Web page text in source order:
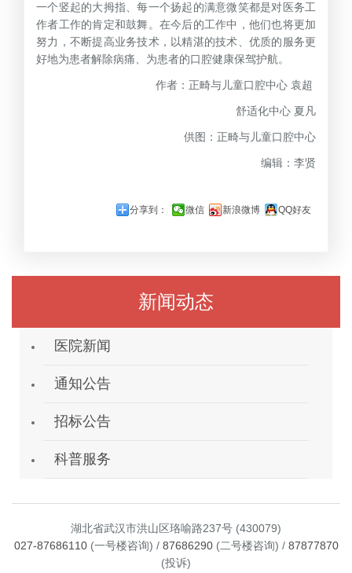
一个竖起的大拇指、每一个扬起的满意微笑都是对医务工
作者工作的肯定和鼓舞。在今后的工作中，他们也将更加
努力，不断提高业务技术，以精湛的技术、优质的服务更
好地为患者解除病痛、为患者的口腔健康保驾护航。
作者：正畸与儿童口腔中心 袁超
舒适化中心 夏凡
供图：正畸与儿童口腔中心
编辑：李贤
分享到： 微信 新浪微博 QQ好友
新闻动态
医院新闻
通知公告
招标公告
科普服务
湖北省武汉市洪山区珞喻路237号 (430079)
027-87686110(一号楼咨询) / 87686290(二号楼咨询) / 87877870
(投诉)